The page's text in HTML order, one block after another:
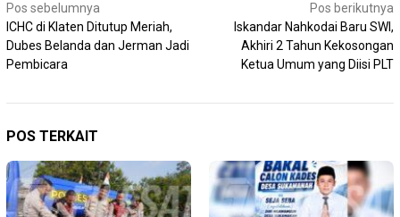
Navigasi
pos
Pos sebelumnya
ICHC di Klaten Ditutup Meriah,
Dubes Belanda dan Jerman Jadi
Pembicara
Pos berikutnya
Iskandar Nahkodai Baru SWI,
Akhiri 2 Tahun Kekosongan
Ketua Umum yang Diisi PLT
POS TERKAIT